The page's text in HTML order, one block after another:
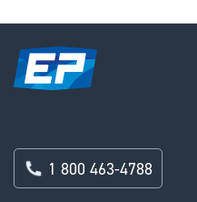
1 800 463-4788